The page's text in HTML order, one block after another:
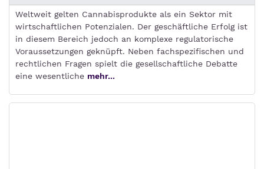
Weltweit gelten Cannabisprodukte als ein Sektor mit
wirtschaftlichen Potenzialen. Der geschäftliche Erfolg ist
in diesem Bereich jedoch an komplexe regulatorische
Voraussetzungen geknüpft. Neben fachspezifischen und
rechtlichen Fragen spielt die gesellschaftliche Debatte
eine wesentliche mehr...